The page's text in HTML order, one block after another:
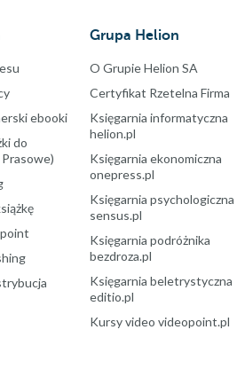
ebooki
do
Grupa Helion
O Grupie Helion SA
Certyfikat Rzetelna Firma
Księgarnia informatyczna
helion.pl
Księgarnia ekonomiczna
onepress.pl
Księgarnia psychologiczna
sensus.pl
Księgarnia podróżnika
bezdroza.pl
Księgarnia beletrystyczna
editio.pl
Kursy video videopoint.pl